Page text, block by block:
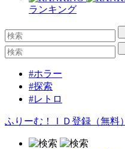
ランキング
#ホラー
#探索
#レトロ
ふりーむ！ＩＤ登録（無料）